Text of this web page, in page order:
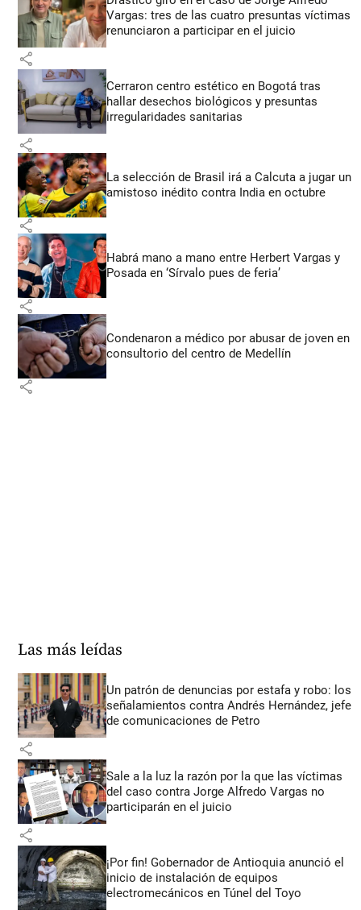
Vargas: tres de las cuatro presuntas víctimas
renunciaron a participar en el juicio
share
Cerraron centro estético en Bogotá tras
hallar desechos biológicos y presuntas
irregularidades sanitarias
share
La selección de Brasil irá a Calcuta a jugar un
amistoso inédito contra India en octubre
share
Habrá mano a mano entre Herbert Vargas y
Posada en ‘Sírvalo pues de feria’
share
Condenaron a médico por abusar de joven en
consultorio del centro de Medellín
share
Las más leídas
Un patrón de denuncias por estafa y robo: los
señalamientos contra Andrés Hernández, jefe
de comunicaciones de Petro
share
Sale a la luz la razón por la que las víctimas
del caso contra Jorge Alfredo Vargas no
participarán en el juicio
share
¡Por fin! Gobernador de Antioquia anunció el
inicio de instalación de equipos
electromecánicos en Túnel del Toyo